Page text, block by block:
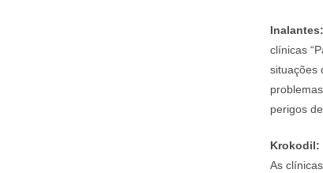
Inalantes:
clínicas
situações
perigos
Krokodil:
As